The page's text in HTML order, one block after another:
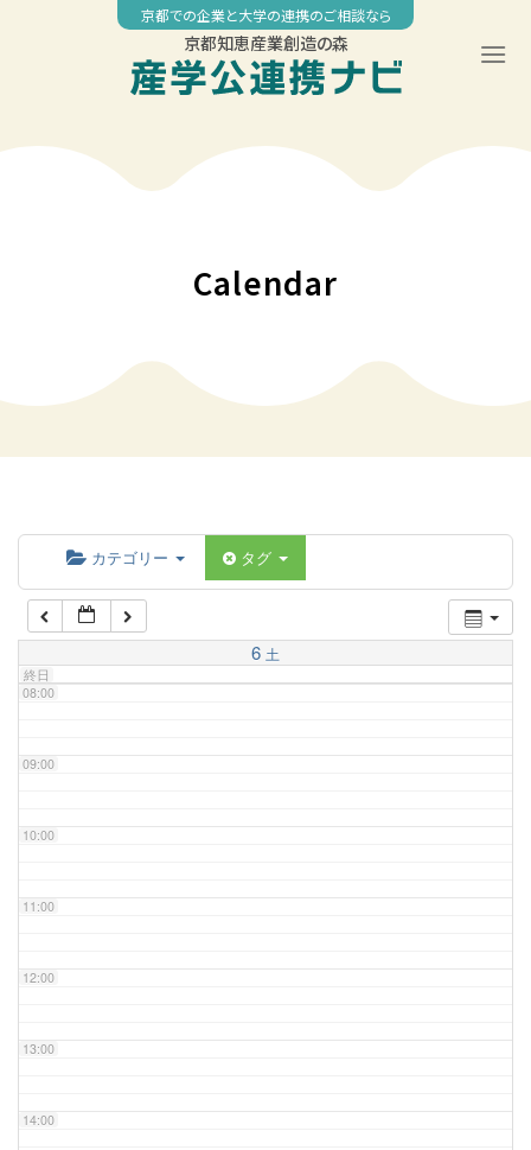
京都での企業と大学の連携のご相談なら
京都知恵産業創造の森
Calendar
カテゴリー タグ
6 土
終日
04:00
07:00
08:00
09:00
10:00
11:00
12:00
13:00
14:00